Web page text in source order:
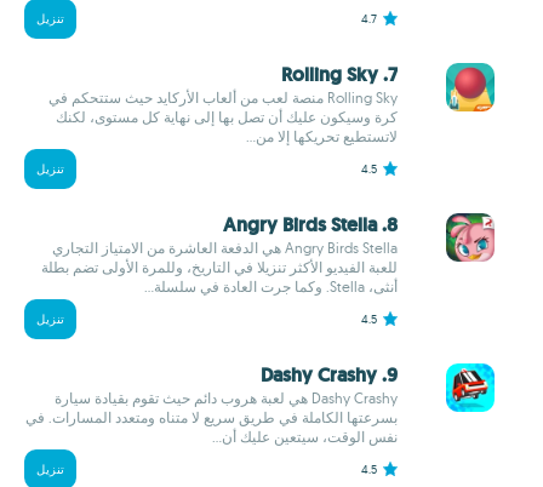
4.7 تنزيل
7. Rolling Sky
Rolling Sky منصة لعب من ألعاب الأركايد حيث ستتحكم في
كرة وسيكون عليك أن تصل بها إلى نهاية كل مستوى، لكنك
لاتستطيع تحريكها إلا من...
4.5 تنزيل
8. Angry Birds Stella
Angry Birds Stella هي الدفعة العاشرة من الامتياز التجاري
للعبة الفيديو الأكثر تنزيلا في التاريخ، وللمرة الأولى تضم بطلة
أنثى، Stella. وكما جرت العادة في سلسلة...
4.5 تنزيل
9. Dashy Crashy
Dashy Crashy هي لعبة هروب دائم حيث تقوم بقيادة سيارة
بسرعتها الكاملة في طريق سريع لا متناه ومتعدد المسارات. في
نفس الوقت، سيتعين عليك أن...
4.5 تنزيل